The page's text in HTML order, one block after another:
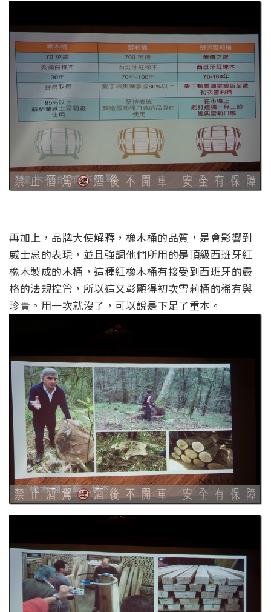
再加上，品牌大使解釋，橡木桶的品質，是會影響到
威士忌的表現，並且強調他們所用的是頂級西班牙紅
橡木製成的木桶，這種紅橡木桶有接受到西班牙的嚴
格的法規控管，所以這又彰顯得初次雪莉桶的稀有與
珍貴。用一次就沒了，可以說是下足了重本。